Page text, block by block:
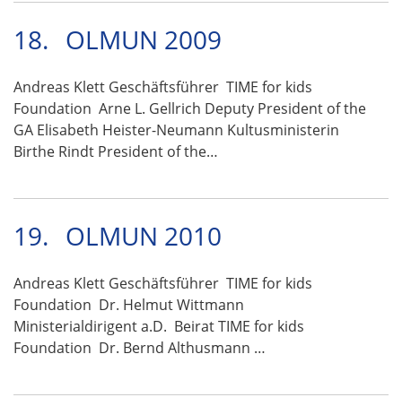
18. OLMUN 2009
Andreas Klett Geschäftsführer TIME for kids
Foundation Arne L. Gellrich Deputy President of the
GA Elisabeth Heister-Neumann Kultusministerin
Birthe Rindt President of the…
19. OLMUN 2010
Andreas Klett Geschäftsführer TIME for kids
Foundation Dr. Helmut Wittmann
Ministerialdirigent a.D. Beirat TIME for kids
Foundation Dr. Bernd Althusmann …